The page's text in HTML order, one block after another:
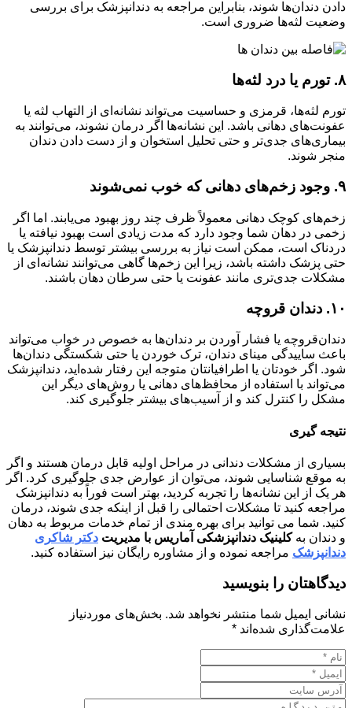
دادن دندان‌ها شوند، بنابراین مراجعه به دندانپزشک برای بررسی
وضعیت لثه‌ها ضروری است.
۸. تورم یا درد لثه‌ها
تورم لثه‌ها، قرمزی و حساسیت می‌تواند نشانه‌ای از التهاب لثه یا
عفونت‌های دهانی باشد. این نشانه‌ها اگر درمان نشوند، می‌توانند به
بیماری‌های جدی‌تر و حتی تحلیل استخوان و از دست دادن دندان
منجر شوند.
۹. وجود زخم‌های دهانی که خوب نمی‌شوند
زخم‌های کوچک دهانی معمولاً ظرف چند روز بهبود می‌یابند. اما اگر
زخمی در دهان شما وجود دارد که مدت زیادی است بهبود نیافته یا
دردناک است، ممکن است نیاز به بررسی بیشتر توسط دندانپزشک یا
حتی پزشک داشته باشد، زیرا این زخم‌ها گاهی می‌توانند نشانه‌ای از
مشکلات جدی‌تری مانند عفونت یا حتی سرطان دهان باشند.
۱۰. دندان‌ قروچه
دندان‌قروچه یا فشار آوردن بر دندان‌ها به خصوص در خواب می‌تواند
باعث ساییدگی مینای دندان، ترک خوردن یا حتی شکستگی دندان‌ها
شود. اگر خودتان یا اطرافیانتان متوجه این رفتار شده‌اید، دندانپزشک
می‌تواند با استفاده از محافظ‌های دهانی یا روش‌های دیگر این
مشکل را کنترل کند و از آسیب‌های بیشتر جلوگیری کند.
نتیجه گیری
بسیاری از مشکلات دندانی در مراحل اولیه قابل درمان هستند و اگر
به موقع شناسایی شوند، می‌توان از عوارض جدی جلوگیری کرد. اگر
هر یک از این نشانه‌ها را تجربه کردید، بهتر است فوراً به دندانپزشک
مراجعه کنید تا مشکلات احتمالی را قبل از اینکه جدی شوند، درمان
کنید. شما می توانید برای بهره مندی از تمام خدمات مربوط به دهان
و دندان بهکلینیک دندانپزشکی آماریس با مدیریت دکتر شاکری
دندانپزشک مراجعه نموده و از مشاوره رایگان نیز استفاده کنید.
دیدگاهتان را بنویسید
نشانی ایمیل شما منتشر نخواهد شد. بخش‌های موردنیاز
علامت‌گذاری شده‌اند *